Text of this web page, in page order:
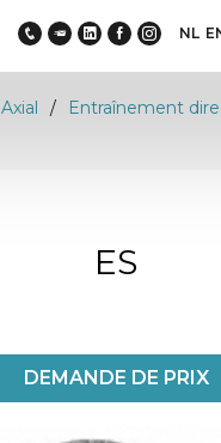
NL
Axial
Entraînement
ES
DEMANDE DE PRIX